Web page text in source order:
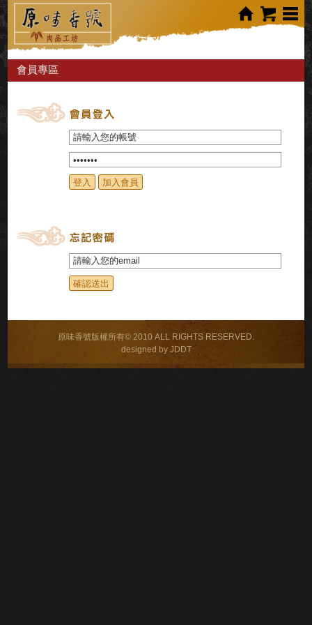
會員專區
登入 加入會員
確認送出
原味香號版權所有© 2010 ALL RIGHTS RESERVED.
designed by JDDT